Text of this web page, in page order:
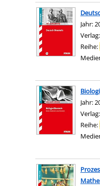
Suche
Jahr:
Verlag:
Reihe:
Suche
Jahr:
Verlag:
Reihe: